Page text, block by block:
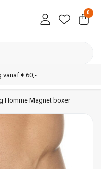
0
vanaf € 60,-
Homme Magnet boxer